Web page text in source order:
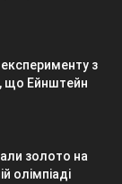
з
що Ейнштейн
золото на
олімпіаді